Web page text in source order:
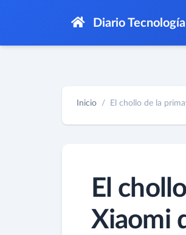
Diario Tecnología
Inicio El chollo de la
El
Xiaomi